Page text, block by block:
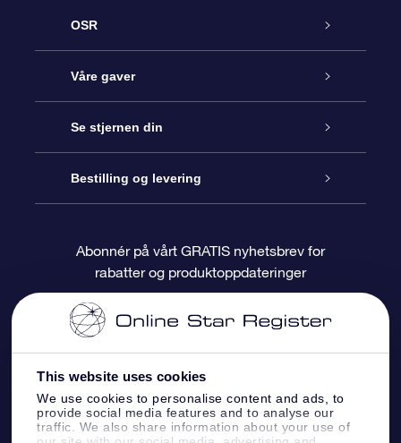
This website uses cookies
We use cookies to personalise content and ads, to
provide social media features and to analyse our
traffic. We also share information about your use of
OSR
Kundeservice
Kontakt oss
Bloggen
Anmeldelser
Våre gaver
Online Stjernegave
OSR Gavepakke
OSR-gavekortet
Bedriftsgaver
Se stjernen din
Star Register
Pesontilpasset stjerneside
One Million Stars
OSR Starsaver
Fly me to the Stars VR-app
Bestilling og levering
Betalingsinformasjon
Fraktinformasjon
Returpolicy
Stjernebildene
Abonnér på vårt GRATIS nyhetsbrev for
rabatter og produktoppdateringer